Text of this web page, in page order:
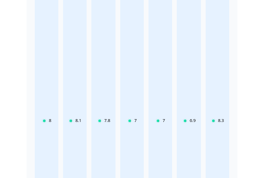
8 8.1 7.8 7 7 6.9 8.3